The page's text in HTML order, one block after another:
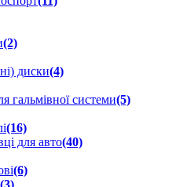
(2)
диски(4)
гальмівної системи(5)
(16)
для авто(40)
(6)
(3)